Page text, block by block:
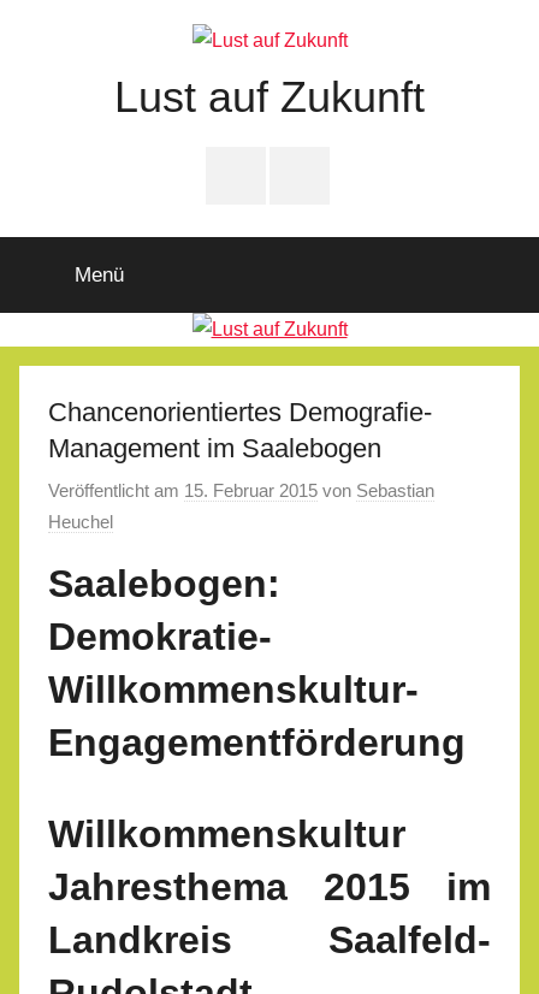
Lust auf Zukunft
Menü
Chancenorientiertes Demografie-
Management im Saalebogen
Veröffentlicht am 15. Februar 2015 von Sebastian
Heuchel
Saalebogen:
Demokratie-
Willkommenskultur-
Engagementförderung
Willkommenskultur
Jahresthema 2015 im
Landkreis Saalfeld-